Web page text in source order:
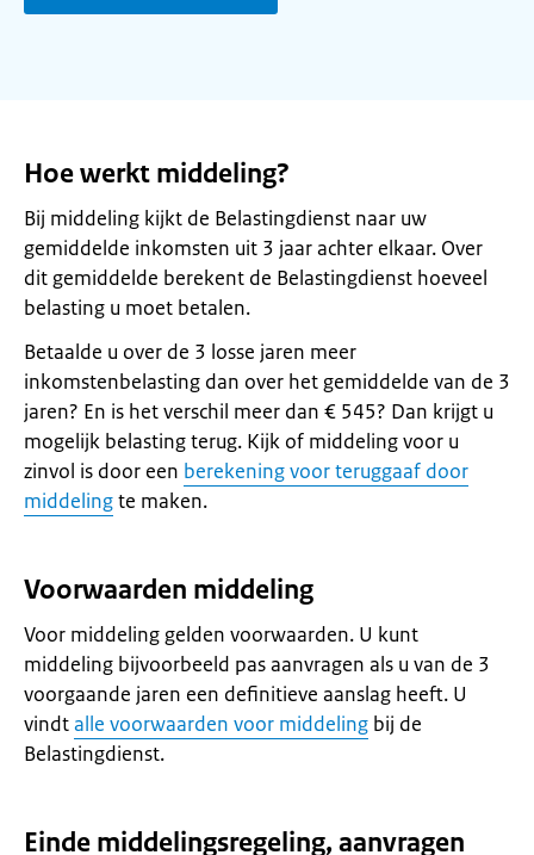
Hoe werkt middeling?
Bij middeling kijkt de Belastingdienst naar uw
gemiddelde inkomsten uit 3 jaar achter elkaar. Over
dit gemiddelde berekent de Belastingdienst hoeveel
belasting u moet betalen.
Betaalde u over de 3 losse jaren meer
inkomstenbelasting dan over het gemiddelde van de 3
jaren? En is het verschil meer dan € 545? Dan krijgt u
mogelijk belasting terug. Kijk of middeling voor u
zinvol is door een berekening voor teruggaaf door
middelingte maken.
Voorwaarden middeling
Voor middeling gelden voorwaarden. U kunt
middeling bijvoorbeeld pas aanvragen als u van de 3
voorgaande jaren een definitieve aanslag heeft. U
vindtalle voorwaarden voor middeling bij de
Belastingdienst.
Einde middelingsregeling, aanvragen